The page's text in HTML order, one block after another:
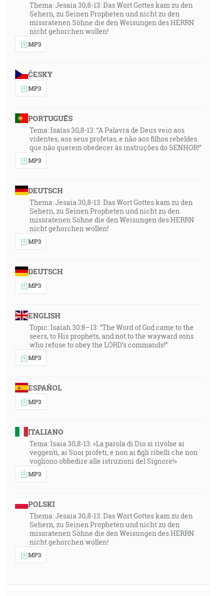
Thema: Jesaia 30,8-13: Das Wort Gottes kam zu den
Sehern, zu Seinen Propheten und nicht zu den
missratenen Söhne die den Weisungen des HERRN
nicht gehorchen wollen!
MP3
ČESKY
MP3
PORTUGUÊS
Tema: Isaías 30,8-13: “A Palavra de Deus veio aos
videntes, aos seus profetas, e não aos filhos rebeldes
que não querem obedecer às instruções do SENHOR!”
MP3
DEUTSCH
Thema: Jesaia 30,8-13: Das Wort Gottes kam zu den
Sehern, zu Seinen Propheten und nicht zu den
missratenen Söhne die den Weisungen des HERRN
nicht gehorchen wollen!
MP3
DEUTSCH
MP3
ENGLISH
Topic: Isaiah 30:8–13: “The Word of God came to the
seers, to His prophets, and not to the wayward sons
who refuse to obey the LORD’s commands!”
MP3
ESPAÑOL
MP3
ITALIANO
Tema: Isaia 30,8-13: «La parola di Dio si rivolse ai
veggenti, ai Suoi profeti, e non ai figli ribelli che non
vogliono obbedire alle istruzioni del Signore!»
MP3
POLSKI
Thema: Jesaia 30,8-13: Das Wort Gottes kam zu den
Sehern, zu Seinen Propheten und nicht zu den
missratenen Söhne die den Weisungen des HERRN
nicht gehorchen wollen!
MP3